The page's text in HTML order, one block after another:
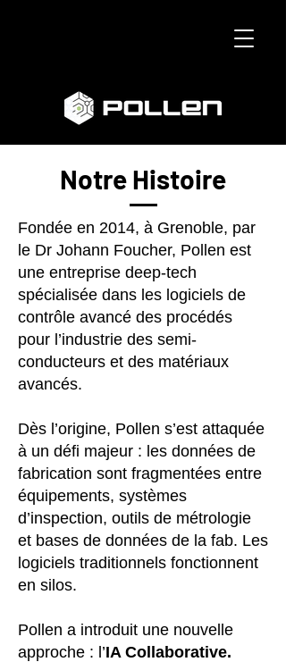
Notre Histoire
Fondée en 2014, à Grenoble, par
le Dr Johann Foucher, Pollen est
une entreprise deep-tech
spécialisée dans les logiciels de
contrôle avancé des procédés
pour l’industrie des semi-
conducteurs et des matériaux
avancés.
Dès l’origine, Pollen s’est attaquée
à un défi majeur : les données de
fabrication sont fragmentées entre
équipements, systèmes
d’inspection, outils de métrologie
et bases de données de la fab. Les
logiciels traditionnels fonctionnent
en silos.
Pollen a introduit une nouvelle
approche : l’IA Collaborative.